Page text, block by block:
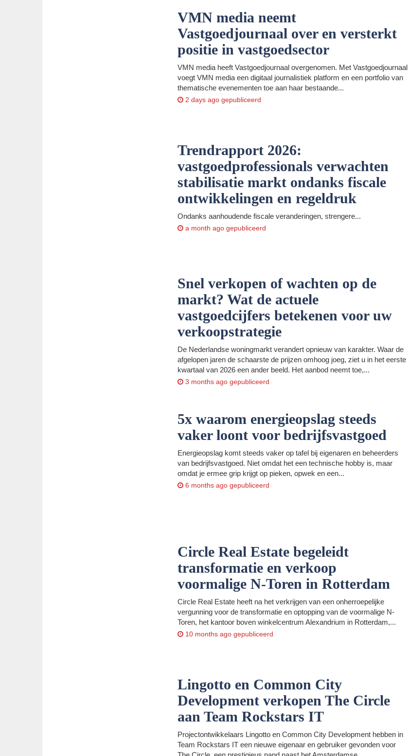
VMN media neemt
Vastgoedjournaal over en versterkt
positie in vastgoedsector
VMN media heeft Vastgoedjournaal overgenomen. Met Vastgoedjournaal
voegt VMN media een digitaal journalistiek platform en een portfolio van
thematische evenementen toe aan haar bestaande...
2 days ago gepubliceerd
Trendrapport 2026:
vastgoedprofessionals verwachten
stabilisatie markt ondanks fiscale
ontwikkelingen en regeldruk
Ondanks aanhoudende fiscale veranderingen, strengere...
a month ago gepubliceerd
Snel verkopen of wachten op de
markt? Wat de actuele
vastgoedcijfers betekenen voor uw
verkoopstrategie
De Nederlandse woningmarkt verandert opnieuw van karakter. Waar de
afgelopen jaren de schaarste de prijzen omhoog joeg, ziet u in het eerste
kwartaal van 2026 een ander beeld. Het aanbod neemt toe,...
3 months ago gepubliceerd
5x waarom energieopslag steeds
vaker loont voor bedrijfsvastgoed
Energieopslag komt steeds vaker op tafel bij eigenaren en beheerders
van bedrijfsvastgoed. Niet omdat het een technische hobby is, maar
omdat je ermee grip krijgt op pieken, opwek en een...
6 months ago gepubliceerd
Circle Real Estate begeleidt
transformatie en verkoop
voormalige N-Toren in Rotterdam
Circle Real Estate heeft na het verkrijgen van een onherroepelijke
vergunning voor de transformatie en optopping van de voormalige N-
Toren, het kantoor boven winkelcentrum Alexandrium in Rotterdam,...
10 months ago gepubliceerd
Lingotto en Common City
Development verkopen The Circle
aan Team Rockstars IT
Projectontwikkelaars Lingotto en Common City Development hebben in
Team Rockstars IT een nieuwe eigenaar en gebruiker gevonden voor